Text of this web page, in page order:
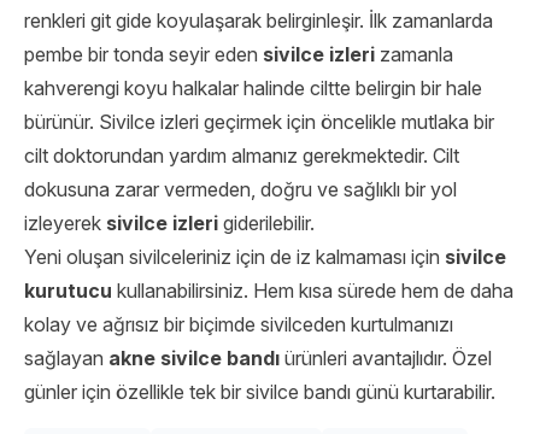
renkleri git gide koyulaşarak belirginleşir. İlk zamanlarda
pembe bir tonda seyir eden sivilce izleri zamanla
kahverengi koyu halkalar halinde ciltte belirgin bir hale
bürünür. Sivilce izleri geçirmek için öncelikle mutlaka bir
cilt doktorundan yardım almanız gerekmektedir. Cilt
dokusuna zarar vermeden, doğru ve sağlıklı bir yol
izleyerek sivilce izleri giderilebilir.
Yeni oluşan sivilceleriniz için de iz kalmaması için sivilce
kurutucu kullanabilirsiniz. Hem kısa sürede hem de daha
kolay ve ağrısız bir biçimde sivilceden kurtulmanızı
sağlayan akne sivilce bandı ürünleri avantajlıdır. Özel
günler için özellikle tek bir sivilce bandı günü kurtarabilir.